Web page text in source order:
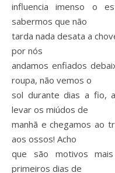
influencia imenso o
sabermos que não
tarda nada desata a
por nós
andamos enfiados
roupa, não vemos o
sol durante dias a fio,
levar os miúdos de
manhã e chegamos ao
aos ossos! Acho
que são motivos
primeiros dias de